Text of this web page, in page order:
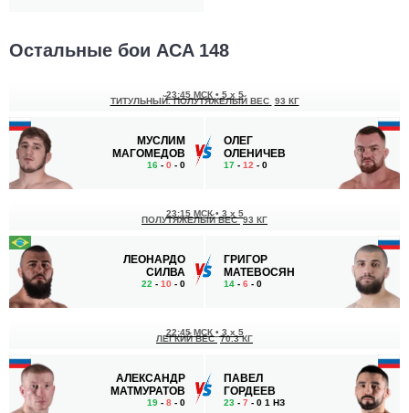
Остальные бои ACA 148
МУСЛИМ
МАГОМЕДОВ
16 - 0 - 0
23:45 МСК • 5 x 5
ТИТУЛЬНЫЙ. ПОЛУТЯЖЕЛЫЙ ВЕС 93 КГ
ОЛЕГ
ОЛЕНИЧЕВ
17 - 12 - 0
ЛЕОНАРДО
СИЛВА
22 - 10 - 0
23:15 МСК• 3 x 5
ПОЛУТЯЖЕЛЫЙ ВЕС 93 КГ
ГРИГОР
МАТЕВОСЯН
14 - 6 - 0
АЛЕКСАНДР
МАТМУРАТОВ
19 - 8 - 0
22:45 МСК • 3 x 5
ЛЕГКИЙ ВЕС 70.3 КГ
ПАВЕЛ
ГОРДЕЕВ
23 - 7 - 0 1 НЗ